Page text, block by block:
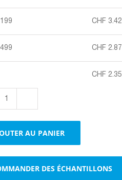
CHF 3.42
CHF 2.87
CHF 2.35
cloches
brun
AU PANIER
DES ÉCHANTILLONS